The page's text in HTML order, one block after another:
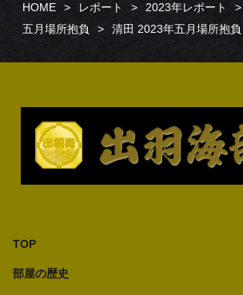
HOME レポート
2023年レポート
五月場所抱負
清田 2023年五月場所抱負
TOP
部屋の歴史